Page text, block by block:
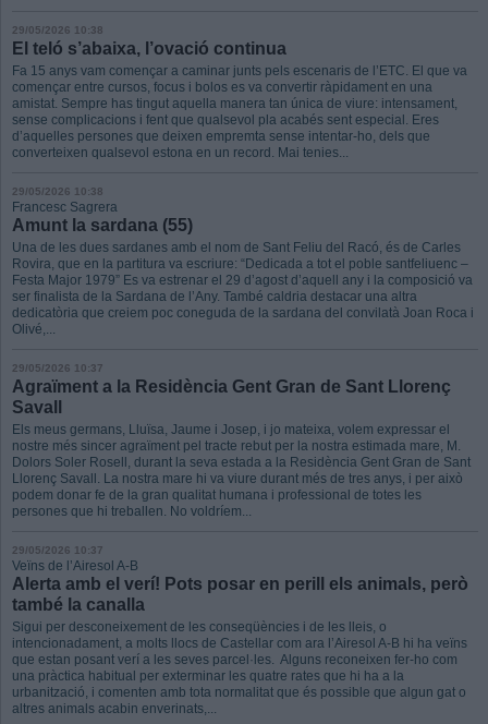
29/05/2026 10:38
El teló s’abaixa, l’ovació continua
Fa 15 anys vam començar a caminar junts pels escenaris de l’ETC. El que va
començar entre cursos, focus i bolos es va convertir ràpidament en una
amistat. Sempre has tingut aquella manera tan única de viure: intensament,
sense complicacions i fent que qualsevol pla acabés sent especial. Eres
d’aquelles persones que deixen empremta sense intentar-ho, dels que
converteixen qualsevol estona en un record. Mai tenies...
29/05/2026 10:38
Francesc Sagrera
Amunt la sardana (55)
Una de les dues sardanes amb el nom de Sant Feliu del Racó, és de Carles
Rovira, que en la partitura va escriure: “Dedicada a tot el poble santfeliuenc –
Festa Major 1979” Es va estrenar el 29 d’agost d’aquell any i la composició va
ser finalista de la Sardana de l’Any. També caldria destacar una altra
dedicatòria que creiem poc coneguda de la sardana del convilatà Joan Roca i
Olivé,...
29/05/2026 10:37
Agraïment a la Residència Gent Gran de Sant Llorenç
Savall
Els meus germans, Lluïsa, Jaume i Josep, i jo mateixa, volem expressar el
nostre més sincer agraïment pel tracte rebut per la nostra estimada mare, M.
Dolors Soler Rosell, durant la seva estada a la Residència Gent Gran de Sant
Llorenç Savall. La nostra mare hi va viure durant més de tres anys, i per això
podem donar fe de la gran qualitat humana i professional de totes les
persones que hi treballen. No voldríem...
29/05/2026 10:37
Veïns de l’Airesol A-B
Alerta amb el verí! Pots posar en perill els animals, però
també la canalla
Sigui per desconeixement de les conseqüències i de les lleis, o
intencionadament, a molts llocs de Castellar com ara l’Airesol A-B hi ha veïns
que estan posant verí a les seves parcel·les. Alguns reconeixen fer-ho com
una pràctica habitual per exterminar les quatre rates que hi ha a la
urbanització, i comenten amb tota normalitat que és possible que algun gat o
altres animals acabin enverinats,...